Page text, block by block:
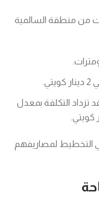
من منطقة السالمية
تزداد التكلفة بمعدل
التخطيط لمصاريفهم